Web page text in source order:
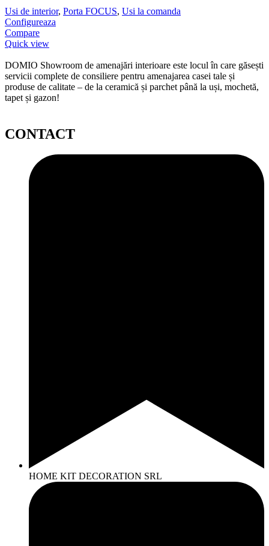
Usi de interior, Porta FOCUS, Usi la comanda
Configureaza
Compare
Quick view
DOMIO Showroom de amenajări interioare este locul în care găsești
servicii complete de consiliere pentru amenajarea casei tale și
produse de calitate – de la ceramică și parchet până la uși, mochetă,
tapet și gazon!
CONTACT
HOME KIT DECORATION SRL